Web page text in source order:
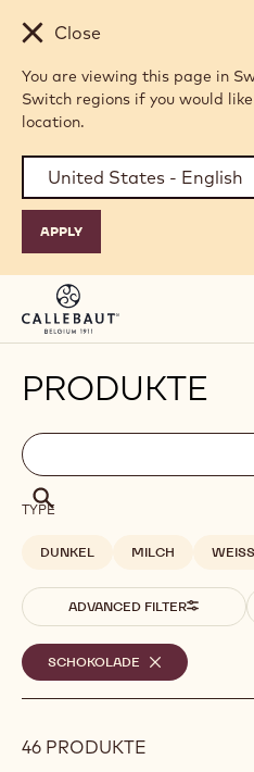
Skip to main content
Close
You are viewing this page in
Switch regions if you would
location.
PRODUKTE
Filters
Filters:
search
Suche
Suche
TYPE
DUNKEL MILCH WEISS
ADVANCED FILTER
Ausgewählte
Filter
SCHOKOLADE
REMOVE
FILTER
46 PRODUKTE